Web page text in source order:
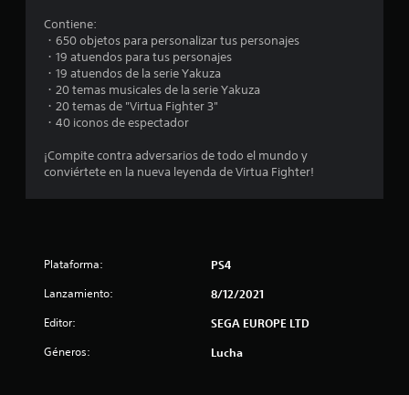
Contiene:
・650 objetos para personalizar tus personajes
・19 atuendos para tus personajes
・19 atuendos de la serie Yakuza
・20 temas musicales de la serie Yakuza
・20 temas de "Virtua Fighter 3"
・40 iconos de espectador
¡Compite contra adversarios de todo el mundo y
conviértete en la nueva leyenda de Virtua Fighter!
Plataforma: PS4
Lanzamiento: 8/12/2021
Editor: SEGA EUROPE LTD
Géneros: Lucha